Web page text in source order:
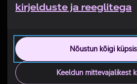
kirjelduste ja reeglitega
Nõustun kõigi
Keeldun mittevajalikest